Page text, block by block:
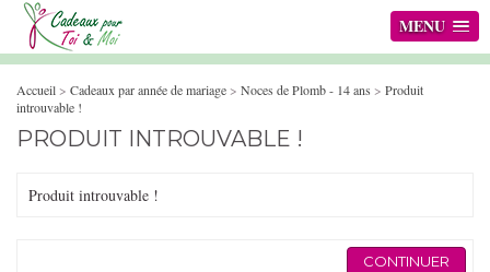
MENU
Accueil> Cadeaux par année de mariage> Noces de Plomb - 14 ans > Produit
introuvable !
PRODUIT INTROUVABLE !
Produit introuvable !
CONTINUER